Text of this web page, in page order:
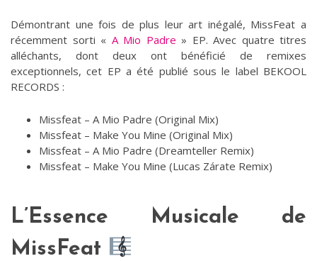
Démontrant une fois de plus leur art inégalé, MissFeat a
récemment sorti « A Mio Padre » EP. Avec quatre titres
alléchants, dont deux ont bénéficié de remixes
exceptionnels, cet EP a été publié sous le label BEKOOL
RECORDS :
Missfeat – A Mio Padre (Original Mix)
Missfeat – Make You Mine (Original Mix)
Missfeat – A Mio Padre (Dreamteller Remix)
Missfeat – Make You Mine (Lucas Zárate Remix)
L’Essence Musicale de
MissFeat